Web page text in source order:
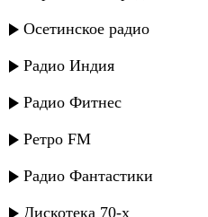
Осетинское радио
Радио Индия
Радио Фитнес
Ретро FM
Радио Фантастики
Дискотека 70-х
Ахмед Закариев - Две
Эльдар Агачев - Для
Нариман Умаров -
Нариман Умаров -